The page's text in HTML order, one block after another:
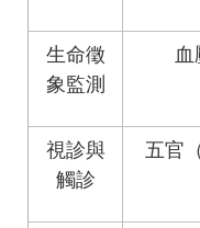
生命徵
象監測
視診與
觸診
五官